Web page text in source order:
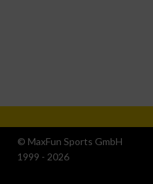
© MaxFun Sports GmbH
1999 - 2026